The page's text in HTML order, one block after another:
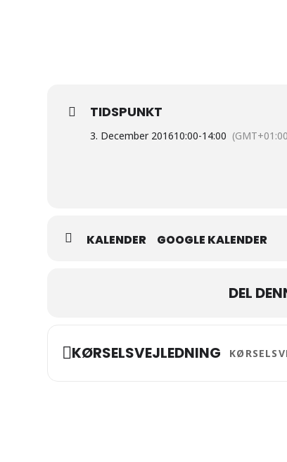
TIDSPUNKT
3. December 201610:00-14:00
KALENDER GOOGLE KALENDER
DEL
KØRSELSVEJLEDNING